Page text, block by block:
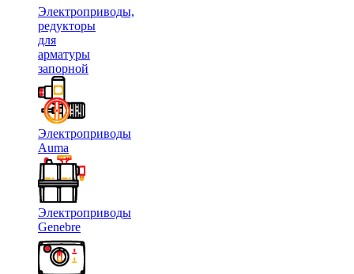
Электроприводы,
редукторы
для
арматуры
запорной
Электроприводы
Auma
Электроприводы
Genebre